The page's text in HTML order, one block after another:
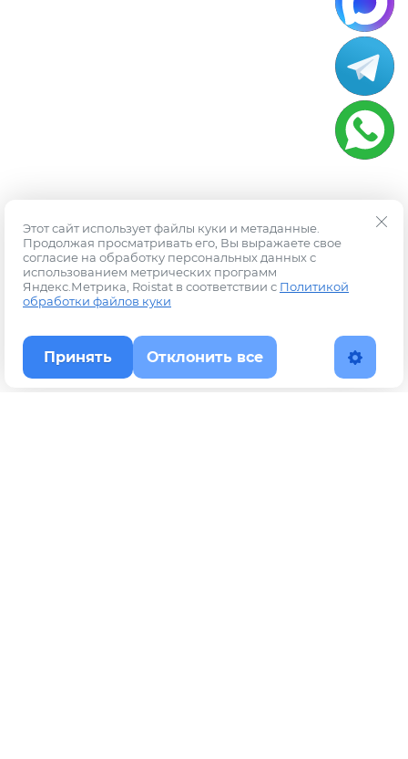
Этот сайт использует файлы куки и метаданные.
Продолжая просматривать его, Вы выражаете свое
согласие на обработку персональных данных с
использованием метрических программ
Яндекс.Метрика, Roistat в соответствии с Политикой
обработки файлов куки
Принять Отклонить все